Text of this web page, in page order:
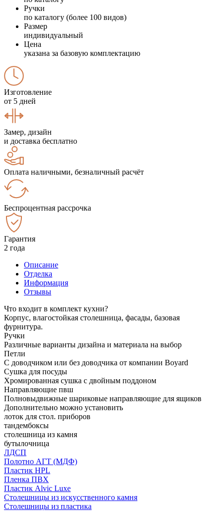
Ручки
по каталогу (более 100 видов)
Размер
индивидуальный
Цена
указана за базовую комплектацию
Изготовление
от 5 дней
Замер, дизайн
и доставка бесплатно
Оплата наличными, безналичный расчёт
Беспроцентная рассрочка
Гарантия
2 года
Описание
Отделка
Информация
Отзывы
Что входит в комплект кухни?
Корпус, влагостойкая столешница, фасады, базовая
фурнитура.
Ручки
Различные варианты дизайна и материала на выбор
Петли
С доводчиком или без доводчика от компании Boyard
Сушка для посуды
Хромированная сушка с двойным поддоном
Направляющие пвш
Полновыдвижные шариковые направляющие для ящиков
Дополнительно можно установить
лоток для стол. приборов
тандембоксы
столешница из камня
бутылочница
ЛДСП
Полотно АГТ (МДФ)
Пластик HPL
Пленка ПВХ
Пластик Alvic Luxe
Столешницы из искусственного камня
Столешницы из пластика